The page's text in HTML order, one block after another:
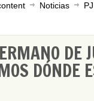
Noticias
DE
DÓNDE